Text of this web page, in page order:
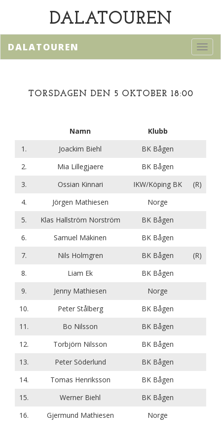
DALATOUREN
DALATOUREN
TORSDAGEN DEN 5 OKTOBER 18:00
Namn
Klubb
1.
Joackim Biehl
BK Bågen
2.
Mia Lillegjaere
BK Bågen
3.
Ossian Kinnari IKW/Köping BK
(R)
4.
Jörgen Mathiesen
Norge
5.
Klas Hallström Norström
BK Bågen
6.
Samuel Mäkinen
BK Bågen
7.
Nils Holmgren BK Bågen
(R)
8.
Liam Ek
BK Bågen
9.
Jenny Mathiesen
Norge
10.
Peter Stålberg
BK Bågen
11.
Bo Nilsson
BK Bågen
12.
Torbjörn Nilsson
BK Bågen
13.
Peter Söderlund
BK Bågen
14.
Tomas Henriksson
BK Bågen
15.
Werner Biehl
BK Bågen
16.
Gjermund Mathiesen Norge